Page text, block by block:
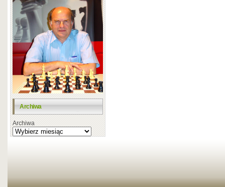
Archiwa
Archiwa